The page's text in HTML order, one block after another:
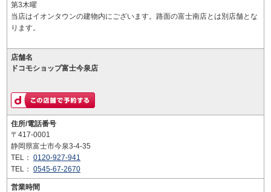
第3木曜
当店はイオンタウンの建物内にございます。路面の富士南店とは別店舗とな
ります。
店舗名
ドコモショップ富士今泉店
住所/電話番号
〒417-0001
静岡県富士市今泉3-4-35
TEL： 0120-927-941
TEL： 0545-67-2670
営業時間